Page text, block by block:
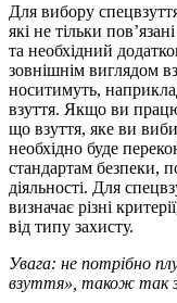
Для вибору
які не тільки
та необхідний
зовнішнім виглядом
носитимуть,
взуття. Якщо ви
що взуття, яке ви
необхідно буде
стандартам безпеки,
діяльності. Для
визначає різні
від типу захисту.
Увага: не потрібно
взуття», також так